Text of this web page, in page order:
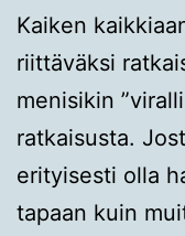
Kaiken
riittäväksi
menisikin
ratkaisusta.
erityisesti olla
tapaan kuin